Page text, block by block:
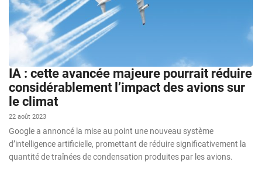
IA : cette avancée majeure pourrait réduire
considérablement l’impact des avions sur
le climat
22 août 2023
Google a annoncé la mise au point une nouveau système
d’intelligence artificielle, promettant de réduire significativement la
quantité de traînées de condensation produites par les avions.